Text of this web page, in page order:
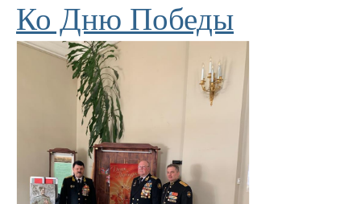
Ко Дню Победы